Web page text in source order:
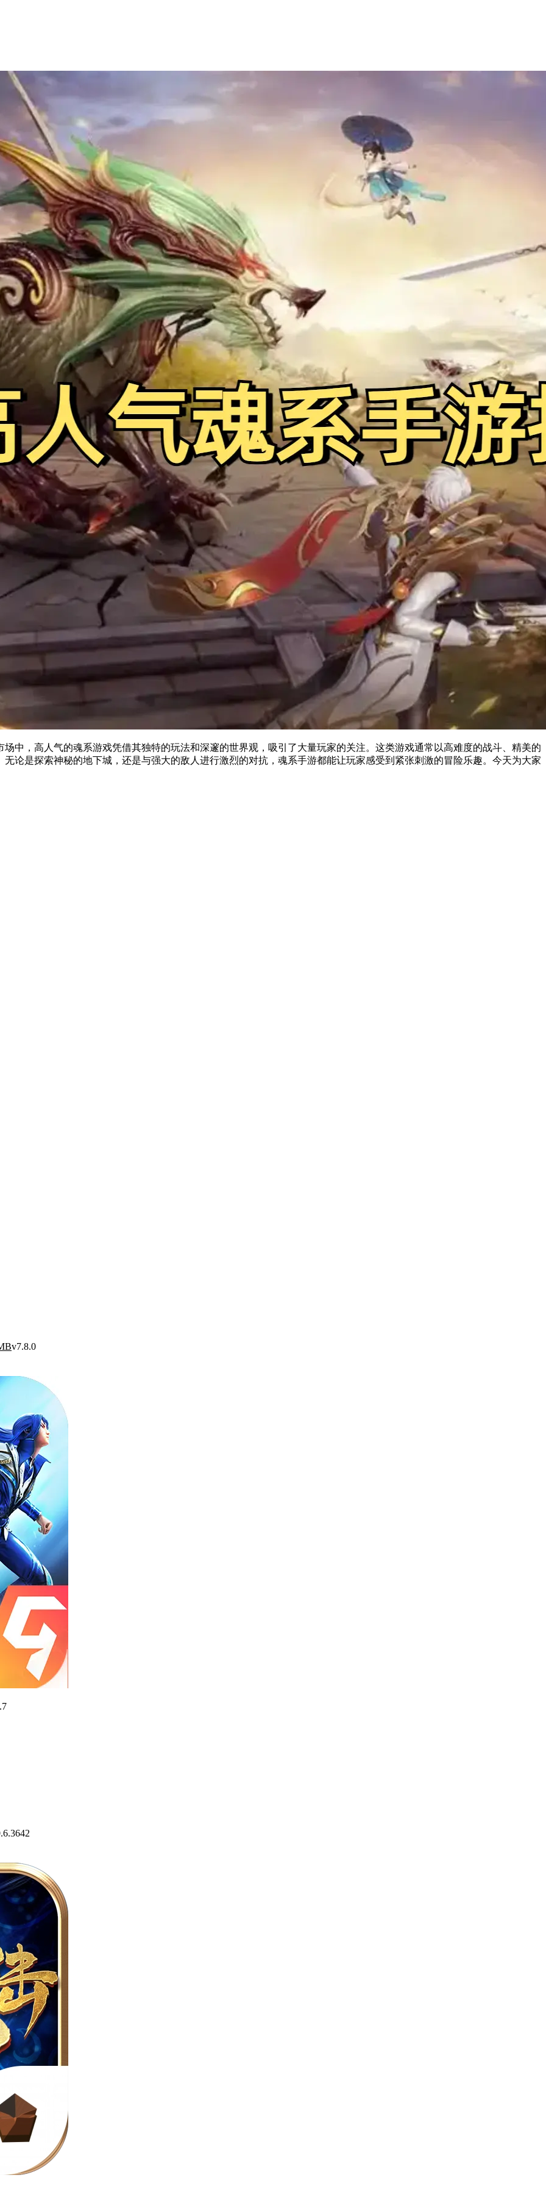
中，高人气的魂系游戏凭借其独特的玩法和深邃的世界观，吸引了大量玩家的关注。这类游戏通常以高难度的战斗、精美的
论是探索神秘的地下城，还是与强大的敌人进行激烈的对抗，魂系手游都能让玩家感受到紧张刺激的冒险乐趣。今天为大家
v7.8.0